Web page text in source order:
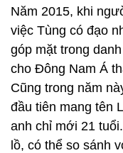
Năm 2015, khi
việc Tùng có đạo
góp mặt trong
cho Đông Nam Á
Cũng trong năm
đầu tiên mang tên
anh chỉ mới 21
lồ, có thể so sánh